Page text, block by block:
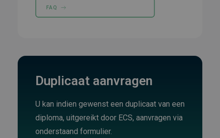
FAQ
Duplicaat aanvragen
U kan indien gewenst een duplicaat van een
diploma, uitgereikt door ECS, aanvragen via
onderstaand formulier.